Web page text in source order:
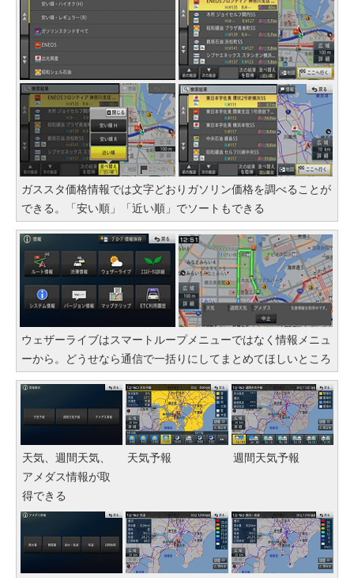
ガススタ価格情報では文字どおりガソリン価格を調べることが
できる。「安い順」「近い順」でソートもできる
ウェザーライブはスマートループメニューではなく情報メニュ
ーから。どうせなら通信で一括りにしてまとめてほしいところ
天気、週間天気、
アメダス情報が取
得できる
天気予報 週間天気予報